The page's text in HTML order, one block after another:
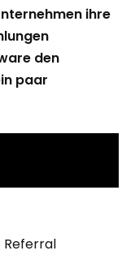
ihre
den
paar
Referral